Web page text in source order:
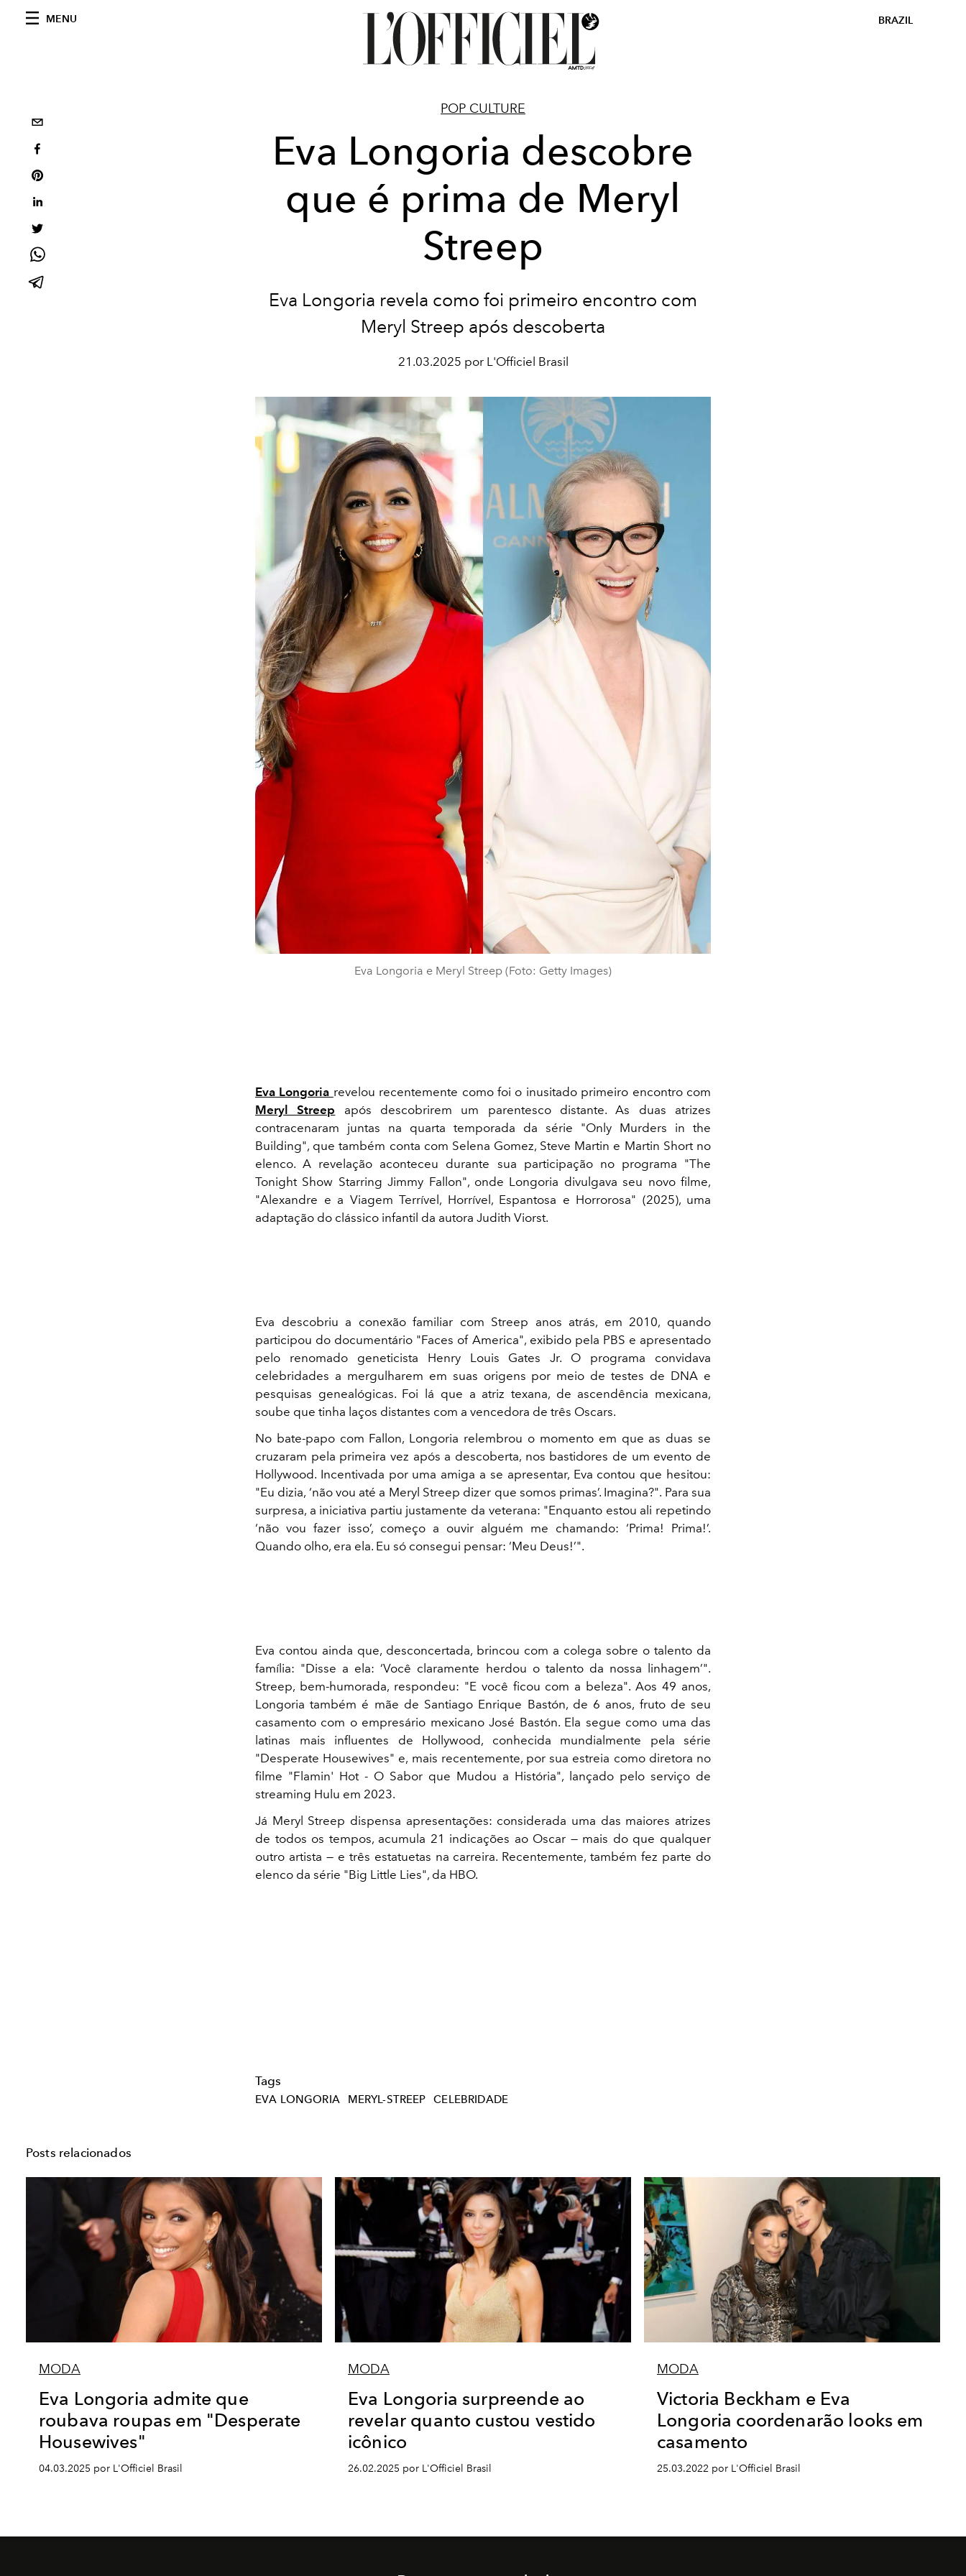
MENU BRAZIL
POP CULTURE
Eva Longoria descobre
que é prima de Meryl
Streep
Eva Longoria revela como foi primeiro encontro com
Meryl Streep após descoberta
21.03.2025 por L'Officiel Brasil
Eva Longoria e Meryl Streep (Foto: Getty Images)
Eva Longoria revelou recentemente como foi o inusitado primeiro encontro com
Meryl Streep após descobrirem um parentesco distante. As duas atrizes
contracenaram juntas na quarta temporada da série "Only Murders in the
Building", que também conta com Selena Gomez, Steve Martin e Martin Short no
elenco. A revelação aconteceu durante sua participação no programa "The
Tonight Show Starring Jimmy Fallon", onde Longoria divulgava seu novo filme,
"Alexandre e a Viagem Terrível, Horrível, Espantosa e Horrorosa" (2025), uma
adaptação do clássico infantil da autora Judith Viorst.
Eva descobriu a conexão familiar com Streep anos atrás, em 2010, quando
participou do documentário "Faces of America", exibido pela PBS e apresentado
pelo renomado geneticista Henry Louis Gates Jr. O programa convidava
celebridades a mergulharem em suas origens por meio de testes de DNA e
pesquisas genealógicas. Foi lá que a atriz texana, de ascendência mexicana,
soube que tinha laços distantes com a vencedora de três Oscars.
No bate-papo com Fallon, Longoria relembrou o momento em que as duas se
cruzaram pela primeira vez após a descoberta, nos bastidores de um evento de
Hollywood. Incentivada por uma amiga a se apresentar, Eva contou que hesitou:
"Eu dizia, ‘não vou até a Meryl Streep dizer que somos primas’. Imagina?". Para sua
surpresa, a iniciativa partiu justamente da veterana: "Enquanto estou ali repetindo
‘não vou fazer isso’, começo a ouvir alguém me chamando: ‘Prima! Prima!’.
Quando olho, era ela. Eu só consegui pensar: ‘Meu Deus!’".
Eva contou ainda que, desconcertada, brincou com a colega sobre o talento da
família: "Disse a ela: ‘Você claramente herdou o talento da nossa linhagem’".
Streep, bem-humorada, respondeu: "E você ficou com a beleza". Aos 49 anos,
Longoria também é mãe de Santiago Enrique Bastón, de 6 anos, fruto de seu
casamento com o empresário mexicano José Bastón. Ela segue como uma das
latinas mais influentes de Hollywood, conhecida mundialmente pela série
"Desperate Housewives" e, mais recentemente, por sua estreia como diretora no
filme "Flamin' Hot - O Sabor que Mudou a História", lançado pelo serviço de
streaming Hulu em 2023.
Já Meryl Streep dispensa apresentações: considerada uma das maiores atrizes
de todos os tempos, acumula 21 indicações ao Oscar — mais do que qualquer
outro artista — e três estatuetas na carreira. Recentemente, também fez parte do
elenco da série "Big Little Lies", da HBO.
Tags
EVA LONGORIA MERYL-STREEP CELEBRIDADE
Posts relacionados
MODA
Eva Longoria admite que
roubava roupas em "Desperate
Housewives"
04.03.2025 por L'Officiel Brasil
MODA
Eva Longoria surpreende ao
revelar quanto custou vestido
icônico
26.02.2025 por L'Officiel Brasil
MODA
Victoria Beckham e Eva
Longoria coordenarão looks em
casamento
25.03.2022 por L'Officiel Brasil